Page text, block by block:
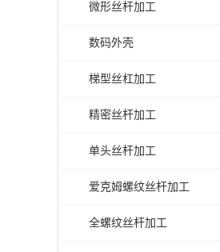
微形丝杆加工
数码外壳
梯型丝杠加工
精密丝杆加工
单头丝杆加工
爱克姆螺纹丝杆加工
全螺纹丝杆加工